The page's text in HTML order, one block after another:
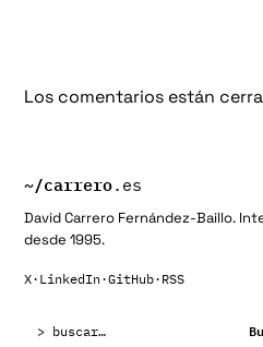
Los comentarios están
~/carrero.es
David Carrero Fernández-Baillo.
desde 1995.
X· LinkedIn·GitHub· RSS